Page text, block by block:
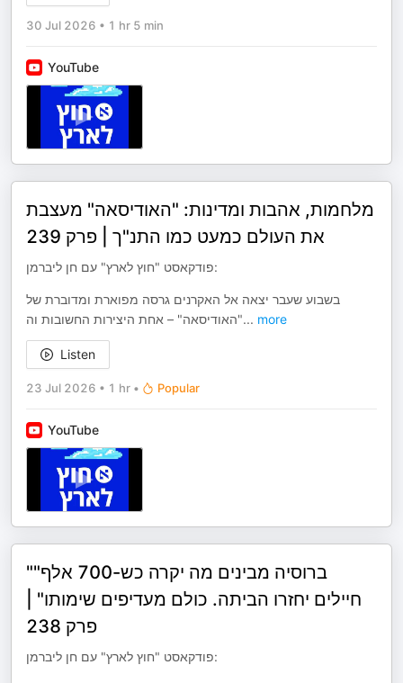
30 Jul 2026 • 1 hr 5 min
YouTube
מלחמות, אהבות ומדינות: "האודיסאה" מעצבת
את העולם כמעט כמו התנ"ך | פרק 239
פודקאסט "חוץ לארץ" עם חן ליברמן:
בשבוע שעבר יצאה אל האקרנים גרסה מפוארת ומדוברת של
"האודיסאה" – אחת היצירות החשובות וה... more
Listen
23 Jul 2026 • 1 hr • Popular
YouTube
""ברוסיה מבינים מה יקרה כש-700 אלף
חיילים יחזרו הביתה. כולם מעדיפים שימותו" |
פרק 238
פודקאסט "חוץ לארץ" עם חן ליברמן: